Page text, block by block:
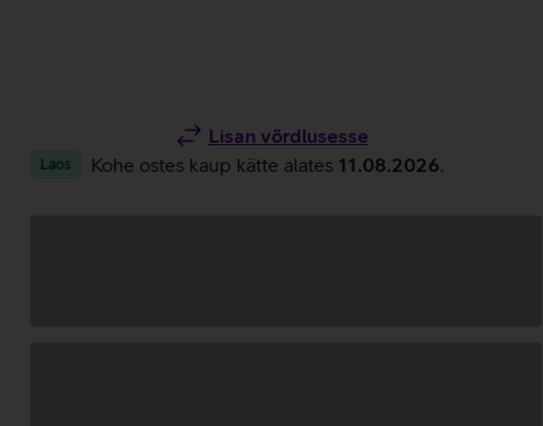
Lisan võrdlusesse
Laos Kohe ostes kaup kätte alates 11.08.2026